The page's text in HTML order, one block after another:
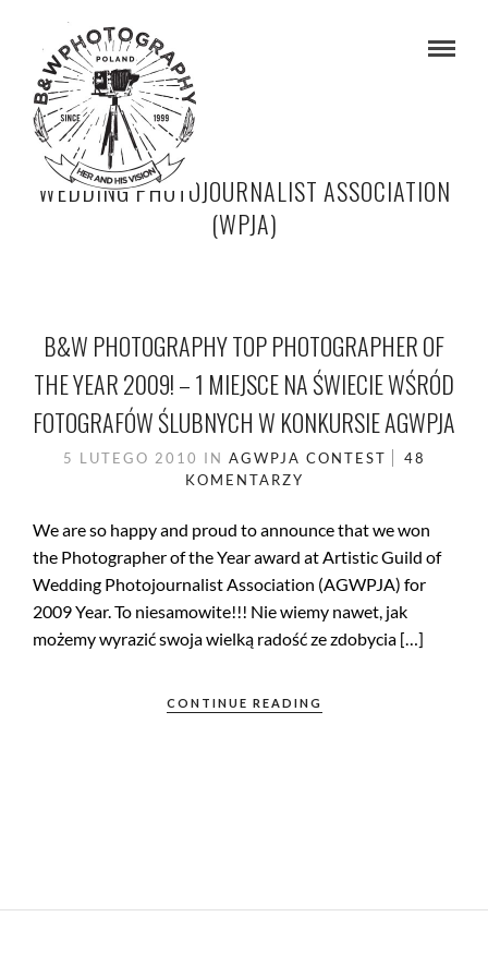
WEDDING PHOTOJOURNALIST ASSOCIATION
(WPJA)
B&W PHOTOGRAPHY TOP PHOTOGRAPHER OF
THE YEAR 2009! – 1 MIEJSCE NA ŚWIECIE WŚRÓD
FOTOGRAFÓW ŚLUBNYCH W KONKURSIE AGWPJA
5 LUTEGO 2010 IN AGWPJA CONTEST
48
KOMENTARZY
We are so happy and proud to announce that we won
the Photographer of the Year award at Artistic Guild of
Wedding Photojournalist Association (AGWPJA) for
2009 Year. To niesamowite!!! Nie wiemy nawet, jak
możemy wyrazić swoja wielką radość ze zdobycia […]
CONTINUE READING